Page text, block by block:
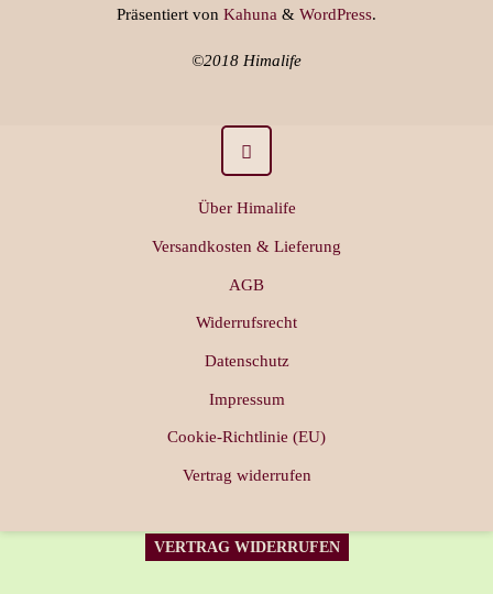
Präsentiert von Kahuna & WordPress.
©2018 Himalife
Über Himalife
Versandkosten & Lieferung
AGB
Widerrufsrecht
Datenschutz
Impressum
Cookie-Richtlinie (EU)
Vertrag widerrufen
VERTRAG WIDERRUFEN